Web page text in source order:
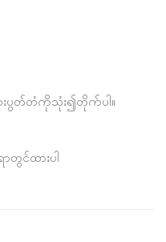
ားပွတ်တံကိုသုံး၍တိုက်ပါ။
င်ထားပါ